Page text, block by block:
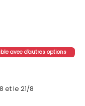
avec d'autres options
et le 21/8